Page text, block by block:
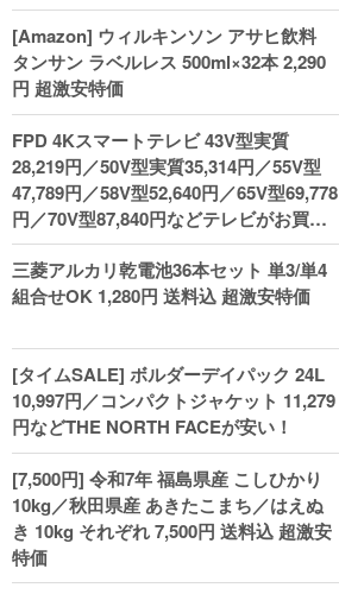
[Amazon] ウィルキンソン アサヒ飲料
タンサン ラベルレス 500ml×32本 2,290
円 超激安特価
FPD 4Kスマートテレビ 43V型実質
28,219円／50V型実質35,314円／55V型
47,789円／58V型52,640円／65V型69,778
円／70V型87,840円などテレビがお買い
得！
三菱アルカリ乾電池36本セット 単3/単4
組合せOK 1,280円 送料込 超激安特価
[タイムSALE] ボルダーデイパック 24L
10,997円／コンパクトジャケット 11,279
円などTHE NORTH FACEが安い！
[7,500円] 令和7年 福島県産 こしひかり
10kg／秋田県産 あきたこまち／はえぬ
き 10kg それぞれ 7,500円 送料込 超激安
特価